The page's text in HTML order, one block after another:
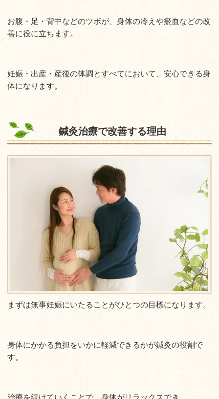
お腹・足・背中などのツボが、身体の冷えや瘀血などの改
善に役に立ちます。
妊娠・出産・産後の体調とすべてにおいて、安心できる身
体になります。
鍼灸治療で改善する理由
まずは無事妊娠にいたることがひとつの目標になります。
身体にかかる負担をいかに軽減できるかが鍼灸の役割で
す。
治療を続けていくことで、身体がリラックスでき、